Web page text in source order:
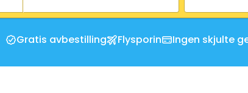
Gratis avbestilling Flysporin Ingen skjulte